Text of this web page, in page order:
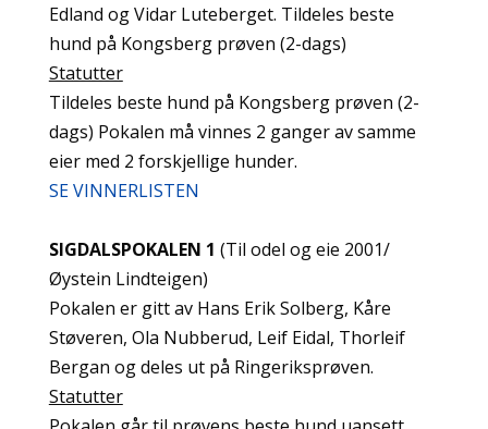
Edland og Vidar Luteberget. Tildeles beste
hund på Kongsberg prøven (2-dags)
Statutter
Tildeles beste hund på Kongsberg prøven (2-
dags) Pokalen må vinnes 2 ganger av samme
eier med 2 forskjellige hunder.
SE VINNERLISTEN
SIGDALSPOKALEN 1 (Til odel og eie 2001/
Øystein Lindteigen)
Pokalen er gitt av Hans Erik Solberg, Kåre
Støveren, Ola Nubberud, Leif Eidal, Thorleif
Bergan og deles ut på Ringeriksprøven.
Statutter